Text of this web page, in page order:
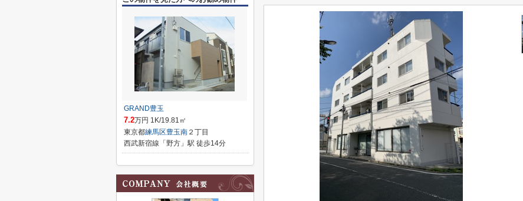
GRAND豊玉
7.2万円 1K/19.81㎡
東京都練馬区豊玉南 ２丁目
西武新宿線「野方」駅 徒歩14分